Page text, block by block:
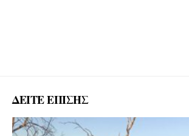
ΔΕΙΤΕ ΕΠΙΣΗΣ